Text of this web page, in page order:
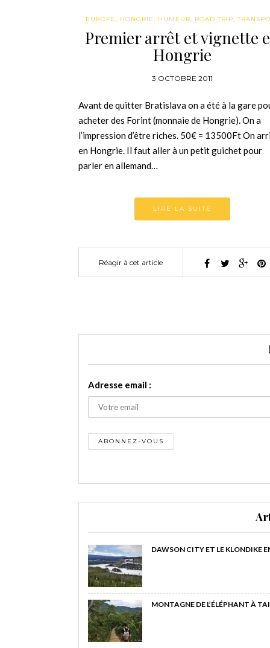
EUROPE, HONGRIE, HUMEUR, ROAD TRIP,
Premier arrêt et vignette
Hongrie
3 OCTOBRE 2011
Avant de quitter Bratislava on a été à la gare
acheter des Forint (monnaie de Hongrie). On a
l’impression d’être riches. 50€ = 13500Ft On
en Hongrie. Il faut aller à un petit guichet pour
parler en allemand…
LIRE LA SUITE
Réagir à cet article
Adresse email :
DAWSON CITY ET LE KLONDIKE
MONTAGNE DE L’ÉLÉPHANT À